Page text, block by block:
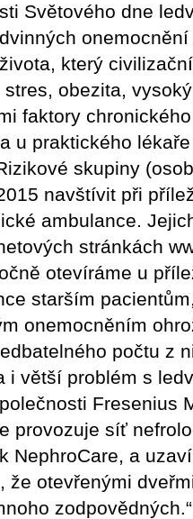
Světového dne
který
stres, obezita,
faktory
u praktického
skupiny
navštívit při
ambulance.
stránkách
otevíráme u
starším
onemocněním
počtu z
i větší problém s
Fresenius
provozuje síť
NephroCare, a
že otevřenými
zodpovědných.“